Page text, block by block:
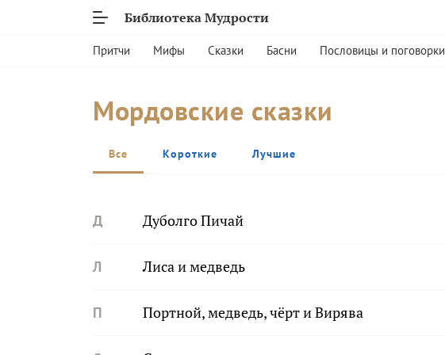
Библиотека Мудрости
Притчи Мифы Сказки Басни Пословицы и поговорки
Мордовские сказки
Все Короткие Лучшие
Д Дуболго Пичай
Л Лиса и медведь
П Портной, медведь, чёрт и Вирява